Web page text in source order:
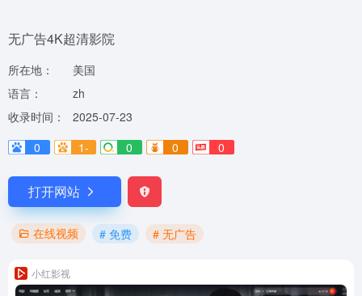
无广告4K超清影院
所在地：
美国
语言：
zh
收录时间：
2025-07-23
0
1- 0 0 0
打开网站
在线视频 # 免费 # 无广告
小红影视